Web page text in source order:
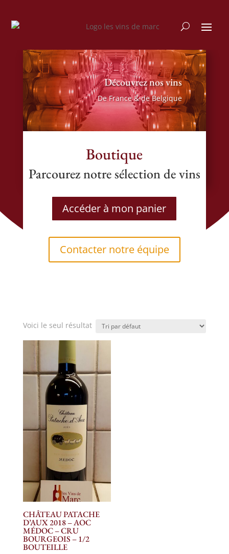
Découvrez nos vins
De France & de Belgique
Boutique
Parcourez notre sélection de vins
Accéder à mon panier
Contacter notre équipe
Voici le seul résultat
CHÂTEAU PATACHE
D’AUX 2018 – AOC
MÉDOC – CRU
BOURGEOIS – 1/2
BOUTEILLE